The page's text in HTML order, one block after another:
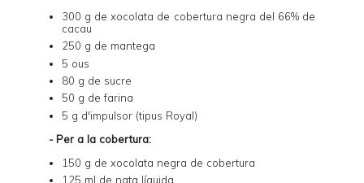
300 g de xocolata de cobertura negra del 66% de
cacau
250 g de mantega
5 ous
80 g de sucre
50 g de farina
5 g d'impulsor (tipus Royal)
- Per a la cobertura:
150 g de xocolata negra de cobertura
125 ml de nata líquida